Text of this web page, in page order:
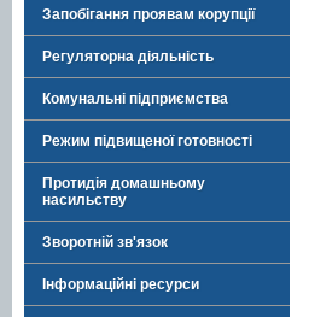
Запобігання проявам корупції
Регуляторна діяльність
Комунальні підприємства
Режим підвищеної готовності
Протидія домашньому
насильству
Зворотній зв'язок
Інформаційні ресурси